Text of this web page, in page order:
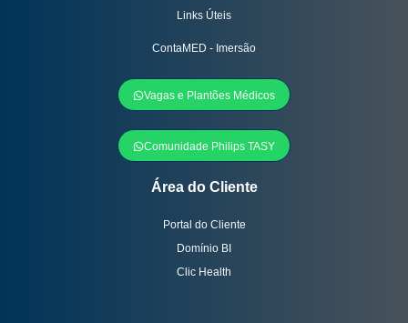
Links Úteis
ContaMED - Imersão
Vagas e Plantões Médicos
Comunidade Philips TASY
Área do Cliente
Portal do Cliente
Domínio BI
Clic Health